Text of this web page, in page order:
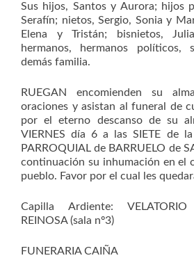
Sus hijos, Santos y Aurora; hijos
Serafín; nietos, Sergio, Sonia y
Elena y Tristán; bisnietos,
hermanos, hermanos políticos,
demás familia.
RUEGAN encomienden su
oraciones y asistan al funeral de
por el eterno descanso de su
VIERNES día 6 a las SIETE de
PARROQUIAL de BARRUELO de
continuación su inhumación en el
pueblo. Favor por el cual les
Capilla Ardiente:
REINOSA (sala nº3)
FUNERARIA CAIÑA